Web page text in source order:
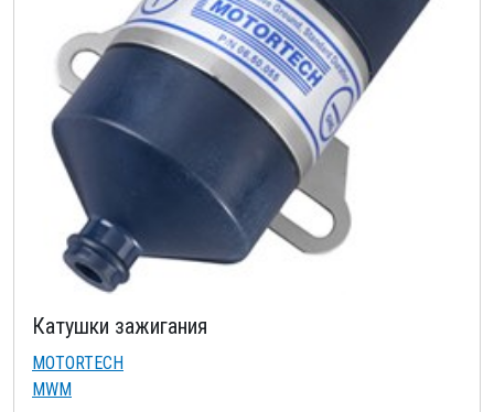
Катушки зажигания
MOTORTECH
MWM